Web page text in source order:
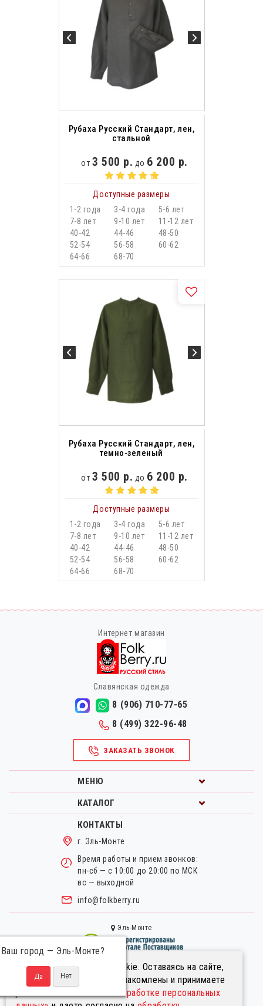
Рубаха Русский Стандарт, лен,
стальной
от 3 500 р. до 6 200 р.
Доступные размеры
1-2 года
3-4 года
5-6 лет
7-8 лет
9-10 лет
11-12 лет
40-42
44-46
48-50
52-54
56-58
60-62
64-66
68-70
Рубаха Русский Стандарт, лен,
темно-зеленый
от 3 500 р. до 6 200 р.
Доступные размеры
1-2 года
3-4 года
5-6 лет
7-8 лет
9-10 лет
11-12 лет
40-42
44-46
48-50
52-54
56-58
60-62
64-66
68-70
Мы используем файлы cookie. Оставаясь на сайте,
вы подтверждаете, что ознакомлены и принимаете
условия«Положения об обработке персональных
Интернет магазин
Славянская одежда
8 (906) 710-77-65
8 (499) 322-96-48
ЗАКАЗАТЬ ЗВОНОК
МЕНЮ
КАТАЛОГ
КОНТАКТЫ
г. Эль-Монте
Время работы и прием звонков:
пн-сб — с 10:00 до 20:00 по МСК
вс — выходной
info@folkberry.ru
Эль-Монте
Ваш город — Эль-Монте?
Правовая информация.
Пользовательское соглашение.
Политика в отношении обработки персональных данных.